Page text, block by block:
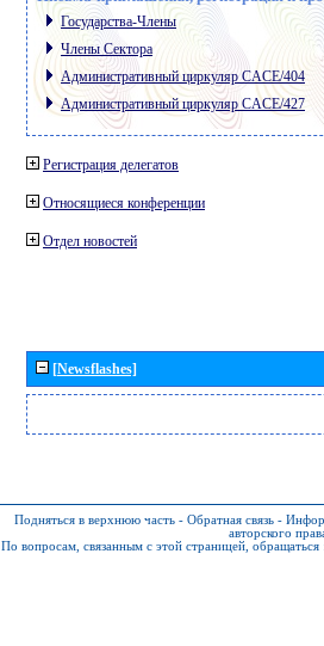
Государства-Члены
Члены Сектора
Административный циркуляр CACE/404
Административный циркуляр CACE/427
Регистрация делегатов
Относящиеся конференции
Отдел новостей
[Newsflashes]
Подняться в верхнюю часть - Обратная связь -
авторского
По вопросам, связанным с этой страницей, обращаться :